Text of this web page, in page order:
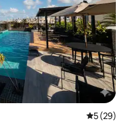
5 (29)